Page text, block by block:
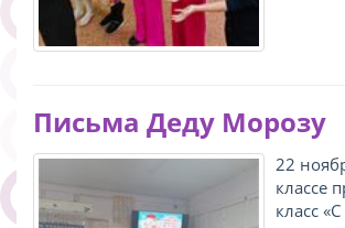
Письма Деду Морозу
22
классе
класс